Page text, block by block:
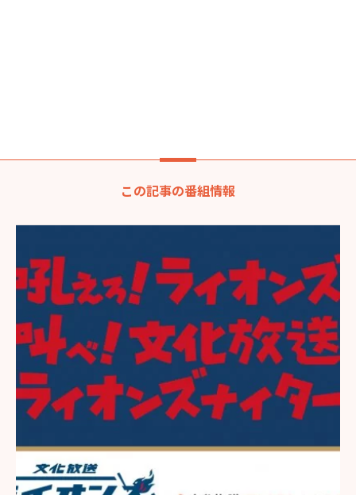
この記事の番組情報